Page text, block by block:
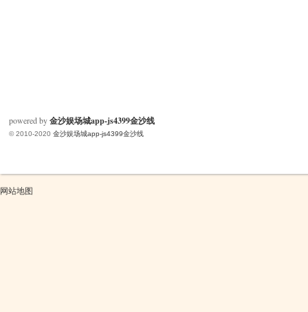
powered by金沙娱场城app-js4399金沙线
© 2010-2020 金沙娱场城app-js4399金沙线
网站地图